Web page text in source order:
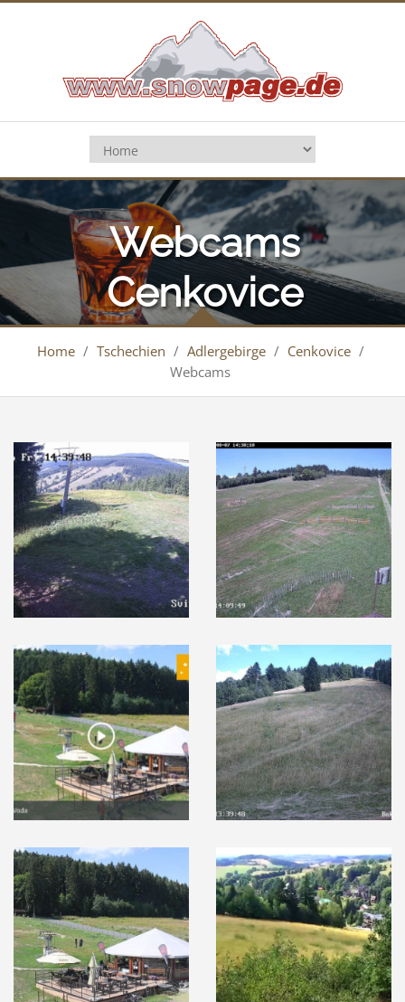
Webcams
Cenkovice
Home / Tschechien / Adlergebirge / Cenkovice /
Webcams